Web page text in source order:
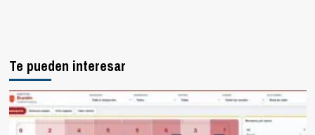
Te pueden interesar